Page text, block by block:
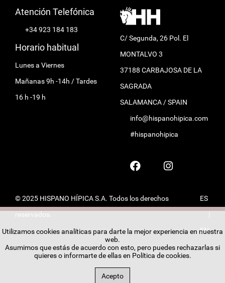
Atención Telefónica
+34 923 184 183
Horario habitual
Lunes a Viernes
Mañanas 9h -14h / Tardes
16 h -19 h
C/ Segunda, 26 Pol. El
MONTALVO 3
37188 CARBAJOSA DE LA
SAGRADA
SALAMANCA / SPAIN
info@hispanohipica.com
#hispanohipica
© 2025 HISPANO HÍPICA S.A. Todos los derechos
reservados.
ES
EN
Utilizamos cookies analíticas para darte la mejor experiencia en nuestra
web.
Asumimos que estás de acuerdo con esto, pero puedes rechazarlas si
quieres o informarte de ellas en Política de cookies.
Acepto